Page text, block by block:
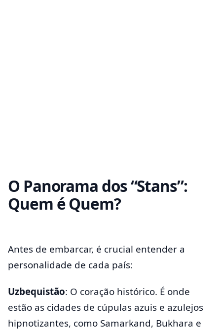
O Panorama dos “Stans”:
Quem é Quem?
Antes de embarcar, é crucial entender a
personalidade de cada país:
Uzbequistão: O coração histórico. É onde
estão as cidades de cúpulas azuis e azulejos
hipnotizantes, como Samarkand, Bukhara e